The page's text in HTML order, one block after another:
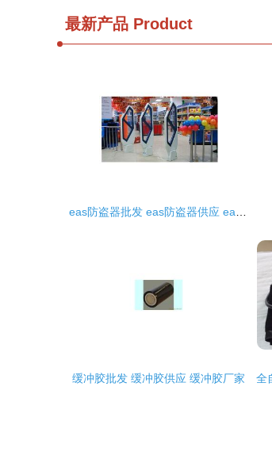
最新产品 Product
缓冲胶批发 缓冲胶供应 缓冲胶厂家